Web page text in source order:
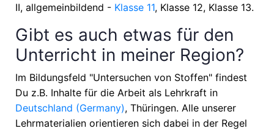
II, allgemeinbildend - Klasse 11, Klasse 12, Klasse 13.
Gibt es auch etwas für den
Unterricht in meiner Region?
Im Bildungsfeld "Untersuchen von Stoffen" findest
Du z.B. Inhalte für die Arbeit als Lehrkraft in
Deutschland (Germany), Thüringen. Alle unserer
Lehrmaterialien orientieren sich dabei in der Regel